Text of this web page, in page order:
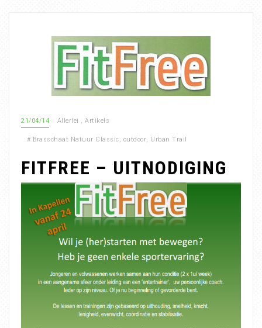
21/04/14 Allerlei , Artikels
# Brasschaat Natuur Classic, outdoor, Urban Trail
FITFREE – UITNODIGING